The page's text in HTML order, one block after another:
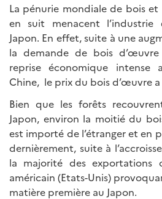
La pénurie mondiale de bois
en suit menacent
Japon. En effet, suite à une
la demande de bois
reprise économique intense
Chine, le prix du bois d’œuvre
Bien que les forêts
Japon, environ la moitié du
est importé de l’étranger et en
dernièrement, suite à
la majorité des exportations
américain (Etats-Unis)
matière première au Japon.